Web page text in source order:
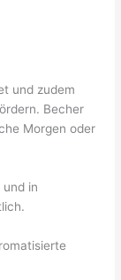
und zudem
Becher
Morgen oder
in